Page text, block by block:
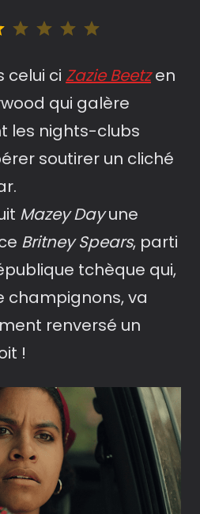
celui ci Zazie Beetzen
qui galère
les nights-clubs
soutirer un cliché
Mazey Dayune
Britney Spears, parti
tchèque qui,
champignons, va
renversé un
!